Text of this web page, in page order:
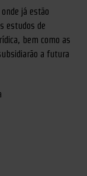
já estão
estudos de
bem como as
a futura